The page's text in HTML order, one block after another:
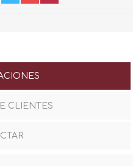
CLIENTES